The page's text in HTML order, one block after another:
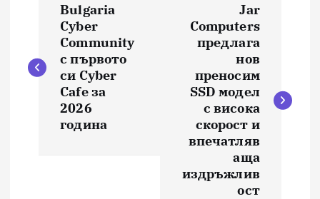
в
Bulgaria
Cyber
Community
с първото
си Cyber
Cafe за
2026
година
Jar
Computers
предлага
нов
преносим
SSD модел
с висока
скорост и
впечатляв
аща
издръжлив
ост